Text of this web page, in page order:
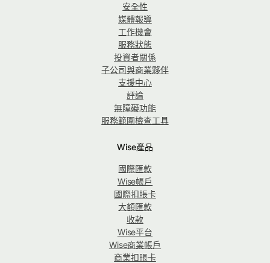
安全性
媒體報導
工作機會
服務狀態
投資者關係
子公司與商業夥伴
支援中心
評論
無障礙功能
服務範圍檢查工具
Wise產品
國際匯款
Wise帳戶
國際扣賬卡
大額匯款
收款
Wise平台
Wise商業帳戶
商業扣賬卡